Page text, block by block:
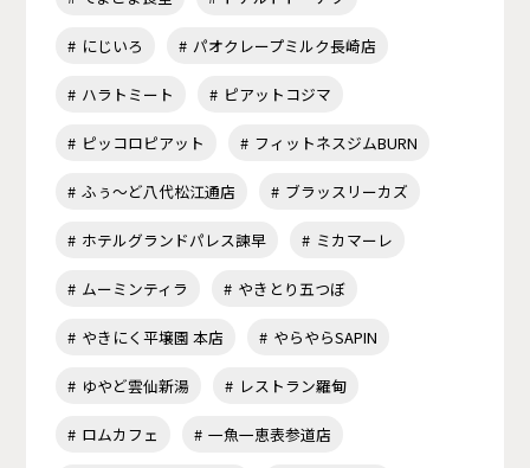
にじいろ パオクレープミルク長崎店
ハラトミート ピアットコジマ
ピッコロピアット フィットネスジムBURN
ふぅ～ど八代松江通店 ブラッスリーカズ
ホテルグランドパレス諫早 ミカマーレ
ムーミンティラ やきとり五つぼ
やきにく平壌園 本店 やらやらSAPIN
ゆやど雲仙新湯 レストラン羅甸
ロムカフェ 一魚一恵表参道店